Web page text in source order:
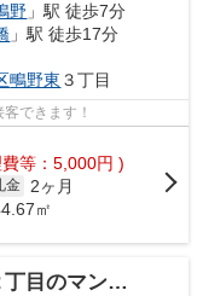
野 」駅 徒歩7分
」駅 徒歩17分
鴫野東 ３丁目
できます！
等：5,000円 )
金
2ヶ月
㎡
のマンション